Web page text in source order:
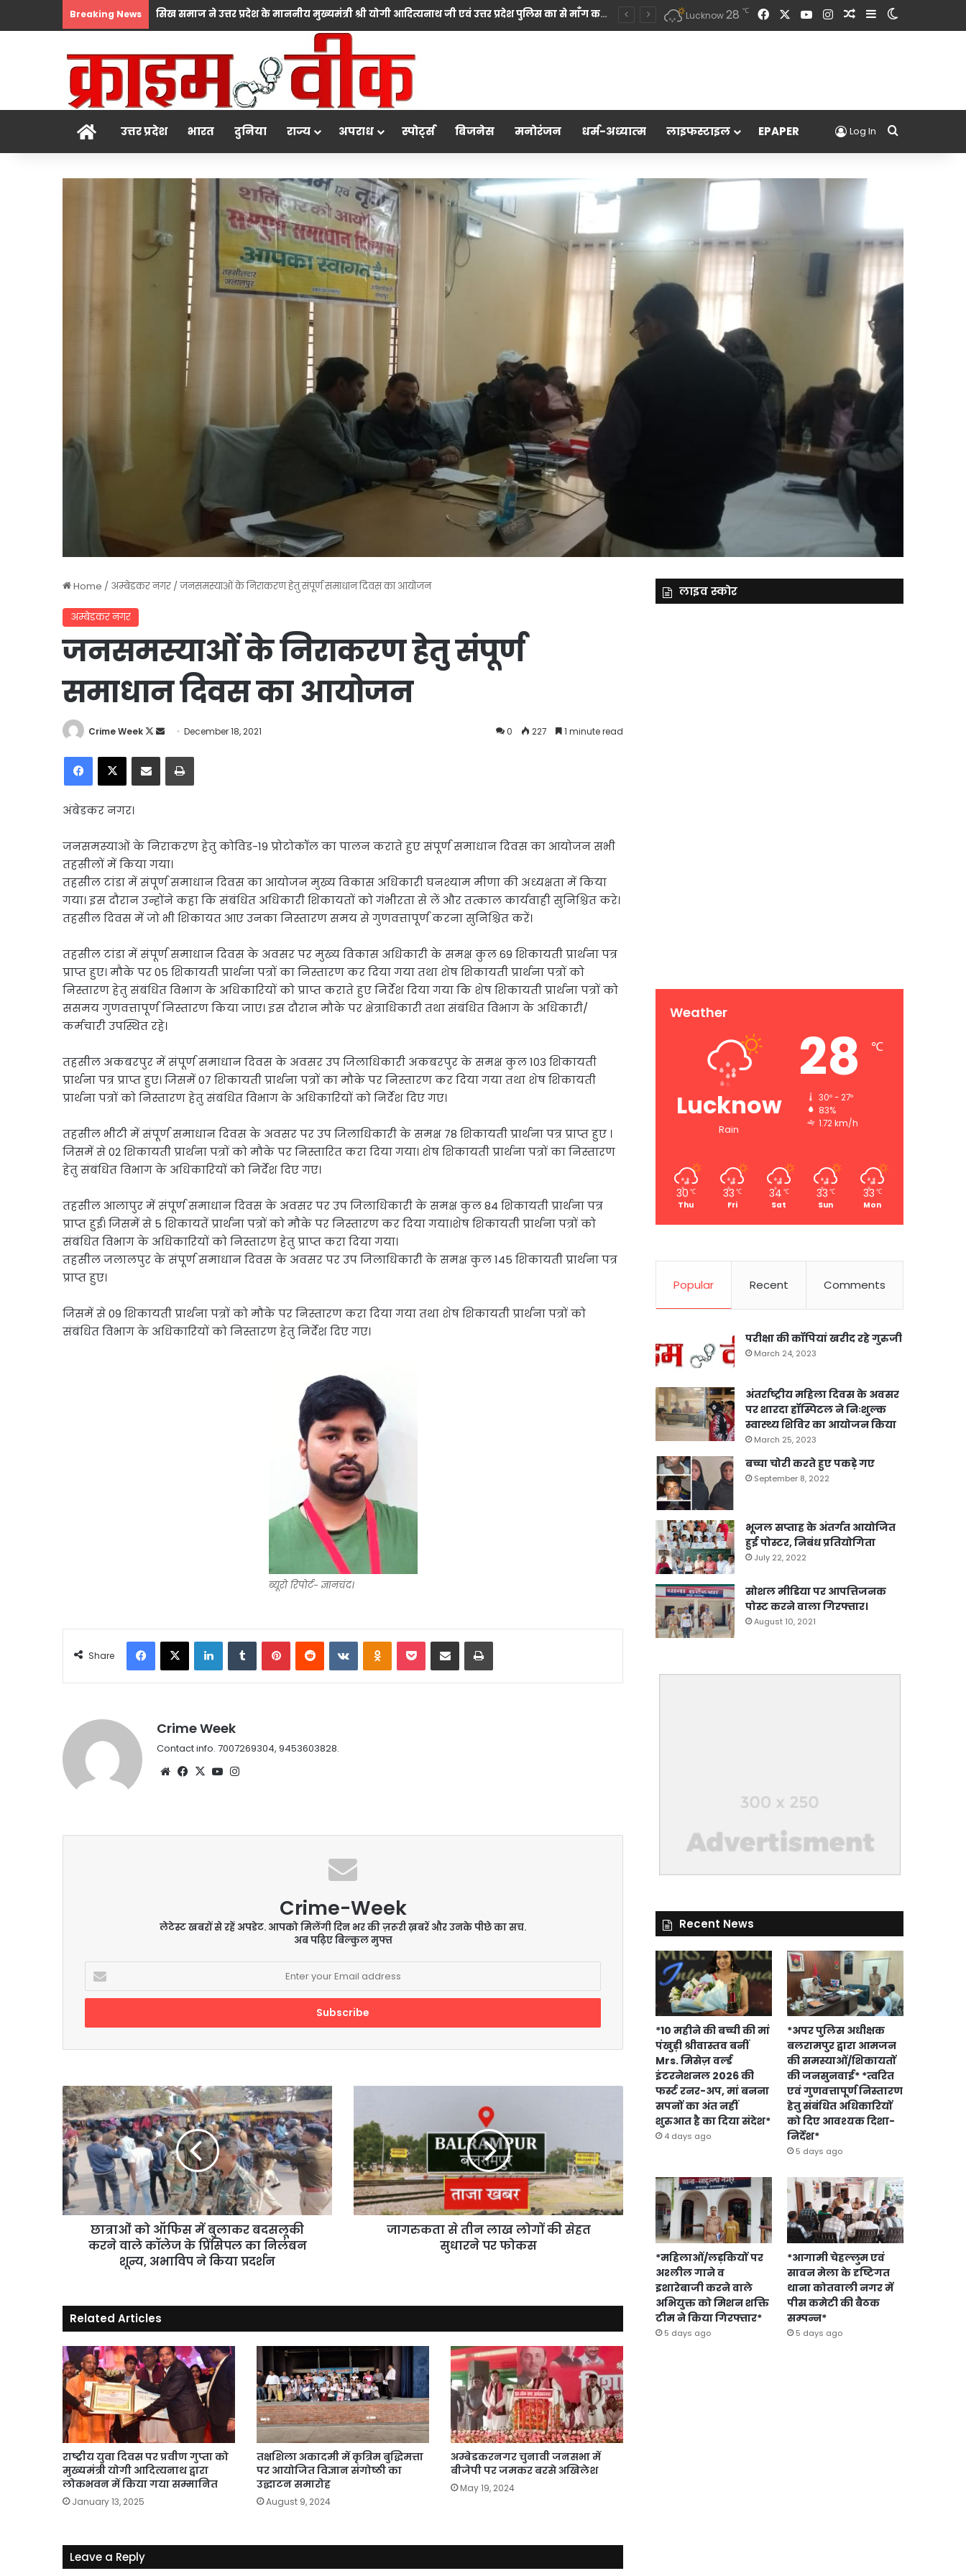
Breaking News *10 महीने की बच्ची की मां पंखुड़ी श्रीवास्तव बनीं Mrs. मिसेज़ वर्ल्ड इंटरनेशनल 2026 की फर्स्ट रनर-अप, मां बनना सपनों का अंत नहीं शुरुआत है का दिया संदेश* Lucknow28 ℃ FacebookYouTubeInstagram
Random Article
Sidebar
होम उत्तर प्रदेश भारत दुनिया राज्य अपराध स्पोर्ट्स बिजनेस मनोरंजन धर्म-अध्‍यात्‍म लाइफस्टाइल EPAPER Log In Search for
Home / अम्बेडकर नगर /जनसमस्याओं के निराकरण हेतु संपूर्ण समाधान दिवस का आयोजन
अम्बेडकर नगर
जनसमस्याओं के निराकरण हेतु संपूर्ण
समाधान दिवस का आयोजन
Crime Week
Follow
Send
email
December 18, 2021 0 227 1 minute read
Facebook
X Share via Email Print
अंबेडकर नगर।
जनसमस्याओं के निराकरण हेतु कोविड-19 प्रोटोकॉल का पालन कराते हुए संपूर्ण समाधान दिवस का आयोजन सभी
तहसीलों में किया गया।
तहसील टांडा में संपूर्ण समाधान दिवस का आयोजन मुख्य विकास अधिकारी घनश्याम मीणा की अध्यक्षता में किया
गया। इस दौरान उन्होंने कहा कि संबंधित अधिकारी शिकायतों को गंभीरता से लें और तत्काल कार्यवाही सुनिश्चित करे।
तहसील दिवस में जो भी शिकायत आए उनका निस्तारण समय से गुणवत्तापूर्ण करना सुनिश्चित करें।
तहसील टांडा में संपूर्ण समाधान दिवस के अवसर पर मुख्य विकास अधिकारी के समक्ष कुल 69 शिकायती प्रार्थना पत्र
प्राप्त हुए। मौके पर 05 शिकायती प्रार्थना पत्रों का निस्तारण कर दिया गया तथा शेष शिकायती प्रार्थना पत्रों को
निस्तारण हेतु संबंधित विभाग के अधिकारियों को प्राप्त कराते हुए निर्देश दिया गया कि शेष शिकायती प्रार्थना पत्रों को
ससमय गुणवत्तापूर्ण निस्तारण किया जाए। इस दौरान मौके पर क्षेत्राधिकारी तथा संबंधित विभाग के अधिकारी/
कर्मचारी उपस्थित रहे।
तहसील अकबरपुर में संपूर्ण समाधान दिवस के अवसर उप जिलाधिकारी अकबरपुर के समक्ष कुल 103 शिकायती
प्रार्थना पत्र प्राप्त हुए। जिसमें 07 शिकायती प्रार्थना पत्रों का मौके पर निस्तारण कर दिया गया तथा शेष शिकायती
प्रार्थना पत्रों को निस्तारण हेतु संबंधित विभाग के अधिकारियों को निर्देश दिए गए।
तहसील भीटी में संपूर्ण समाधान दिवस के अवसर पर उप जिलाधिकारी के समक्ष 78 शिकायती प्रार्थना पत्र प्राप्त हुए ।
जिसमें से 02 शिकायती प्रार्थना पत्रों को मौके पर निस्तारित करा दिया गया। शेष शिकायती प्रार्थना पत्रों का निस्तारण
हेतु संबंधित विभाग के अधिकारियों को निर्देश दिए गए।
तहसील आलापुर में संपूर्ण समाधान दिवस के अवसर पर उप जिलाधिकारी के समक्ष कुल 84 शिकायती प्रार्थना पत्र
प्राप्त हुई। जिसमें से 5 शिकायतें प्रार्थना पत्रों को मौके पर निस्तारण कर दिया गया।शेष शिकायती प्रार्थना पत्रों को
संबंधित विभाग के अधिकारियों को निस्तारण हेतु प्राप्त करा दिया गया।
तहसील जलालपुर के संपूर्ण समाधान दिवस के अवसर पर उप जिलाधिकारी के समक्ष कुल 145 शिकायती प्रार्थना पत्र
प्राप्त हुए।
जिसमें से 09 शिकायती प्रार्थना पत्रों को मौके पर निस्तारण करा दिया गया तथा शेष शिकायती प्रार्थना पत्रों को
संबंधित विभाग के अधिकारियों को निस्तारण हेतु निर्देश दिए गए।
ब्यूरो रिपोर्ट- ज्ञानचंद।
Share
Facebook
X LinkedInTumblrPinterestReddit VKontakteOdnoklassniki
PocketShare via Email Print
Crime Week
Contact info. 7007269304, 9453603828.
Website
Facebook
X YouTube
Crime-Week
लेटेस्ट खबरों से रहें अपडेट. आपको मिलेंगी दिन भर की ज़रूरी ख़बरें और उनके पीछे का सच.
अब पढ़िए बिल्कुल मुफ्त
your
Email
छात्राओं
को
ऑफिस
में
बुलाकर
बदसलूकी
करने
वाले
कॉलेज
प्रिंसिपल
अभाविप
किया
प्रदर्शन
छात्राओं को ऑफिस में बुलाकर बदसलूकी
करने वाले कॉलेज के प्रिंसिपल का निलंबन
शून्य, अभाविप ने किया प्रदर्शन
तीन
लाख
लोगों
की
सेहत
सुधारने
पर
जागरुकता से तीन लाख लोगों की सेहत
सुधारने पर फोकस
Related Articles
राष्ट्रीय युवा दिवस पर प्रवीण गुप्ता को
मुख्यमंत्री योगी आदित्यनाथ द्वारा
लोकभवन में किया गया सम्मानित
January 13, 2025
तक्षशिला अकादमी में कृत्रिम बुद्धिमत्ता
पर आयोजित विज्ञान संगोष्ठी का
उद्घाटन समारोह
August 9, 2024
अम्बेडकरनगर चुनावी जनसभा में
बीजेपी पर जमकर बरसे अखिलेश
May 19, 2024
Leave a Reply
लाइव स्कोर
Weather
Lucknow
Rain
28 ℃
30º - 27º
83%
1.72 km/h
30 ℃
Thu
33 ℃
Fri
34 ℃
Sat
33 ℃
Sun
33 ℃
Mon
Popular Recent Comments
परीक्षा की कॉपियां खरीद रहे गुरुजी
March 24, 2023
अंतर्राष्ट्रीय महिला दिवस के अवसर
पर शारदा हॉस्पिटल ने निःशुल्क
स्वास्थ्य शिविर का आयोजन किया
March 25, 2023
बच्चा चोरी करते हुए पकड़े गए
September 8, 2022
भूजल सप्ताह के अंतर्गत आयोजित
हुई पोस्टर, निबंध प्रतियोगिता
July 22, 2022
सोशल मीडिया पर आपत्तिजनक
पोस्ट करने वाला गिरफ्तार।
August 10, 2021
Recent News
*10 महीने की बच्ची की मां
पंखुड़ी श्रीवास्तव बनीं
Mrs. मिसेज़ वर्ल्ड
इंटरनेशनल 2026 की
फर्स्ट रनर-अप, मां बनना
सपनों का अंत नहीं
शुरुआत है का दिया संदेश*
4 days ago
*अपर पुलिस अधीक्षक
बलरामपुर द्वारा आमजन
की समस्याओं/शिकायतों
की जनसुनवाई* *त्वरित
एवं गुणवत्तापूर्ण निस्तारण
हेतु संबंधित अधिकारियों
को दिए आवश्यक दिशा-
निर्देश*
5 days ago
*महिलाओं/लड़कियों पर
अश्लील गाने व
इशारेबाजी करने वाले
अभियुक्त को मिशन शक्ति
टीम ने किया गिरफ्तार*
5 days ago
*आगामी चेहल्लुम एवं
सावन मेला के दृष्टिगत
थाना कोतवाली नगर में
पीस कमेटी की बैठक
सम्पन्न*
5 days ago